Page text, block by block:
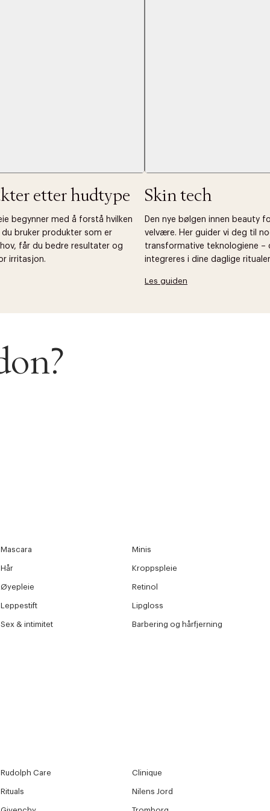
etter hudtype
begynner med å forstå hvilken
du bruker produkter som er
får du bedre resultater og
irritasjon.
Skin tech
Den nye bølgen innen beauty
velvære. Her guider vi deg til
transformative teknologiene –
integreres i dine daglige
Les guiden
Mascara Minis
Hår Kroppspleie
Øyepleie Retinol
Leppestift Lipgloss
Sex & intimitet Barbering og hårfjerning
Rudolph Care Clinique
Rituals Nilens Jord